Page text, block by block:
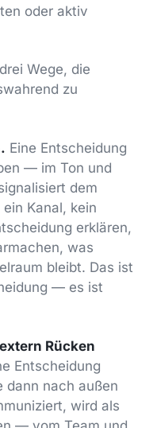
oder aktiv
Wege, die
zu
Eine Entscheidung
— im Ton und
dem
Kanal, kein
erklären,
was
bleibt. Das ist
— es ist
Rücken
Entscheidung
dann nach außen
wird als